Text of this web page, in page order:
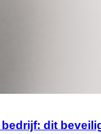
bedrijf: dit